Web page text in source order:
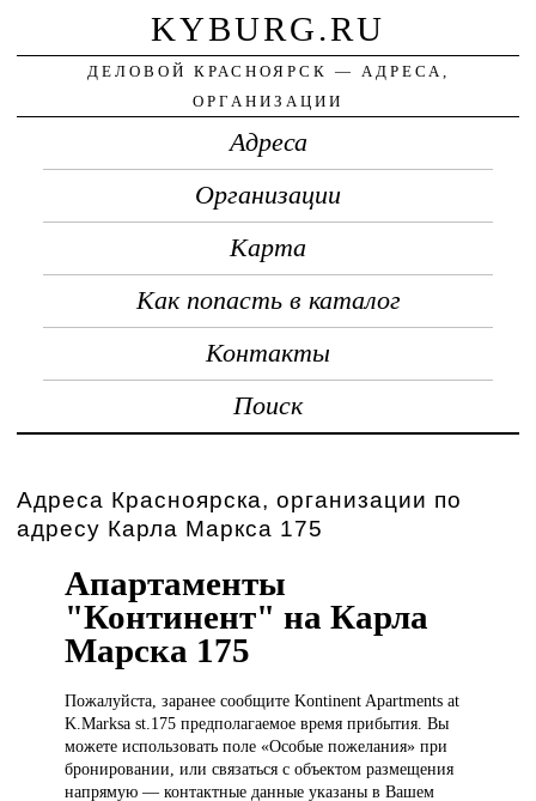
KYBURG.RU
ДЕЛОВОЙ КРАСНОЯРСК — АДРЕСА,
ОРГАНИЗАЦИИ
Адреса
Организации
Карта
Как попасть в каталог
Контакты
Поиск
Адреса Красноярска, организации по
адресу Карла Маркса 175
Апартаменты
"Континент" на Карла
Марска 175
Пожалуйста, заранеесообщите Kontinent Apartments at
K.Marksa st.175 предполагаемое время прибытия. Вы
можете использовать поле «Особые пожелания» при
бронировании, или связаться с объектом размещения
напрямую — контактные данные указаны в Вашем